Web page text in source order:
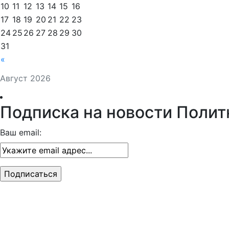
Август 2026
«
10 11 12 13 14 15 16
17 18 19 20 21 22 23
24 25 26 27 28 29 30
31
Подписка на новости
Ваш email: